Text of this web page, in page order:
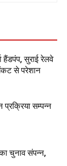
हैंडपंप, सुराई रेलवे
से परेशान
सम्पन्न
चुनाव संपन्न,